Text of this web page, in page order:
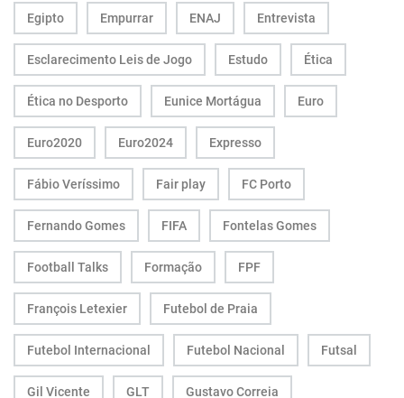
Egipto Empurrar ENAJ Entrevista
Esclarecimento Leis de Jogo Estudo Ética
Ética no Desporto Eunice Mortágua Euro
Euro2020 Euro2024 Expresso
Fábio Veríssimo Fair play FC Porto
Fernando Gomes FIFA Fontelas Gomes
Football Talks Formação FPF
François Letexier Futebol de Praia
Futebol Internacional Futebol Nacional Futsal
Gil Vicente GLT Gustavo Correia